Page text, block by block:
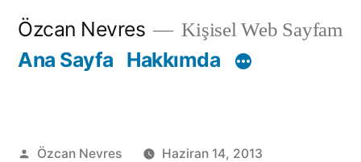
İçeriğe
Özcan Nevres Kişisel Web Sayfam
Ana Sayfa Hakkımda
Gönderen:
Özcan Nevres Haziran 14, 2013